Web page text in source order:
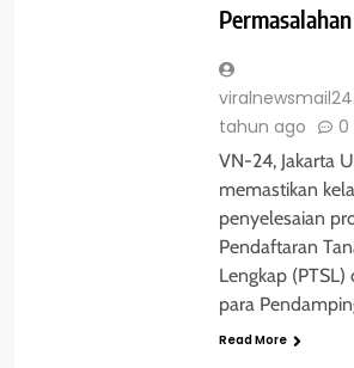
tahun ago
0
VN-24, Jakarta
memastikan
penyelesaian
Pendaftaran
Lengkap (PTSL)
para
Read More